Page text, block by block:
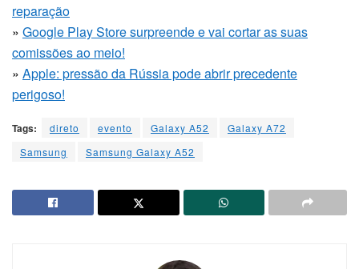
reparação
» Google Play Store surpreende e vai cortar as suas
comissões ao meio!
» Apple: pressão da Rússia pode abrir precedente
perigoso!
Tags: direto evento Galaxy A52
Galaxy A72
Samsung
Samsung Galaxy A52